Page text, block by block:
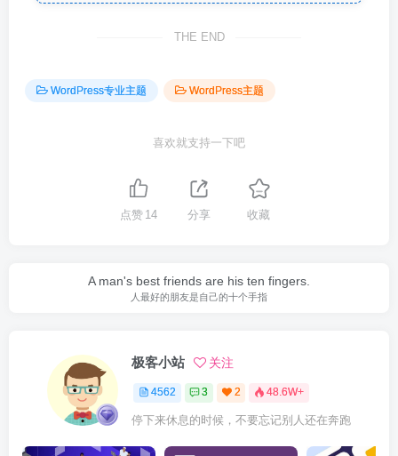
THE END
WordPress专业主题 WordPress主题
喜欢就支持一下吧
点赞 14 分享 收藏
A man's best friends are his ten fingers.
人最好的朋友是自己的十个手指
极客小站 关注
4562 3 2 48.6W+
停下来休息的时候，不要忘记别人还在奔跑